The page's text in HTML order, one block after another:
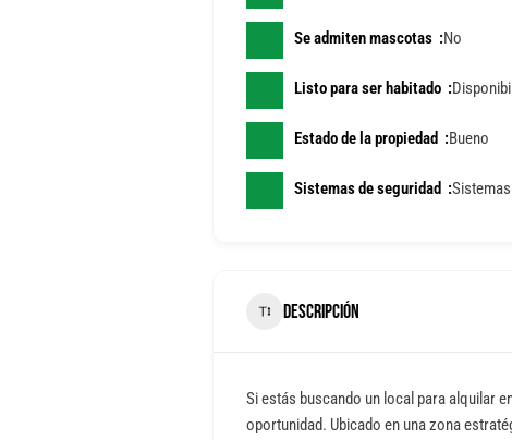
Se admiten mascotas No
Listo para ser habitado
Estado de la propiedad Bueno
Sistemas de seguridad
DESCRIPCIÓN
Si estás buscando un local para alquilar
oportunidad. Ubicado en una zona